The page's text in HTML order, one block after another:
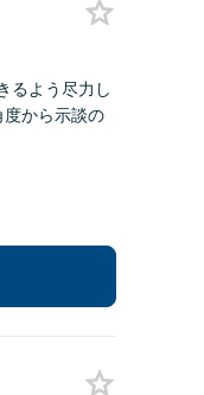
るよう尽力し
度から示談の